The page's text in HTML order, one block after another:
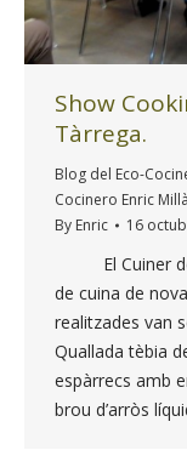
Show
Tàrrega.
Blog del Eco-
Cocinero Enric
By Enric 16
El Cuiner de
de cuina de
realitzades van
Quallada tèbia
espàrrecs amb
brou d’arròs